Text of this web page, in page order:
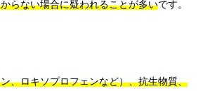
らない場合に疑われることが多いです。
、ロキソプロフェンなど）、抗生物質、